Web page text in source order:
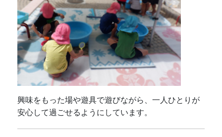
興味をもった場や遊具で遊びながら、一人ひとりが
安心して過ごせるようにしています。